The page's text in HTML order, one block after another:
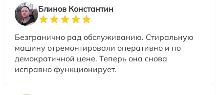
Блинов Константин
Безгранично рад обслуживанию. Стиральную
машину отремонтировали оперативно и по
демократичной цене. Теперь она снова
исправно функционирует.